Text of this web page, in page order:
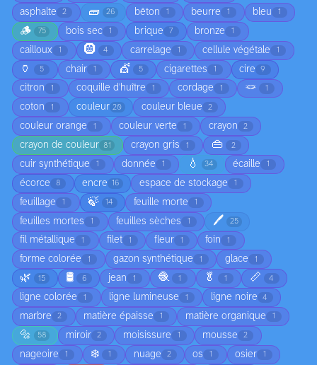
asphalte 2 🧱 26 bêton 1 beurre 1 bleu 1
🪵 75 bois sec 1 brique 7 bronze 1
cailloux 1 🛞 4 carrelage 1 cellule végétale 1
🏺 5 chair 1 💇 5 cigarettes 1 cire 9
citron 1 coquille d'huître 1 cordage 1 🪢 1
coton 1 couleur 20 couleur bleue 2
couleur orange 1 couleur verte 1 crayon 2
crayon de couleur 81 crayon gris 1 👜 2
cuir synthétique 1 donnée 1 💧 34 écaille 1
écorce 8 encre 16 espace de stockage 1
feuillage 1 🍃 14 feuille morte 1
feuilles mortes 1 feuilles sèches 1 🖊️ 25
fil métallique 1 filet 1 fleur 1 foin 1
forme colorée 1 gazon synthétique 1 glace 1
🌿 15 🛢️ 6 jean 1 🧶 1 🥬 1 📏 4
ligne colorée 1 ligne lumineuse 1 ligne noire 4
marbre 2 matière épaisse 1 matière organique 1
🔩 58 miroir 2 moisissure 1 mousse 2
nageoire 1 ❄️ 1 nuage 2 os 1 osier 1